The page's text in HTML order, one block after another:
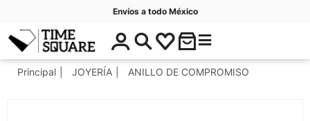
Envíos a todo México
Timesquare
$
0
.
C
t
Principal JOYERÍA ANILLO DE COMPROMISO